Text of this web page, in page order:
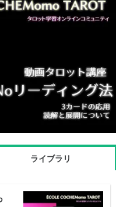
ライブラリ